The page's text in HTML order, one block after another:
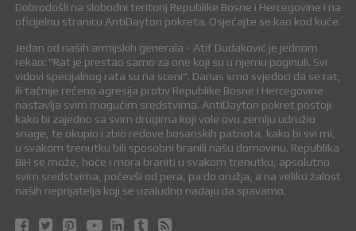
Dobrodošli na slobodni teritorij Republike Bosne i Hercegovine i na
oficijelnu stranicu AntiDayton pokreta. Osjećajte se kao kod kuće.
Jedan od naših armijskih generala - Atif Dudaković je jednom
rekao: "Rat je prestao samo za one koji su u njemu poginuli. Svi
vidovi specijalnog rata su na sceni". Danas smo svjedoci da se rat,
ili tačnije rečeno agresija protiv Republike Bosne i Hercegovine
nastavlja svim mogućim sredstvima. AntiDayton pokret postoji
kako bi zajedno sa svim drugima koji vole ovu zemlju udružio
snage, te okupio i zbio redove bosanskih patriota, kako bi svi mi,
u svakom trenutku bili sposobni branili našu domovinu. Republika
BiH se može, hoće i mora braniti u svakom trenutku, apsolutno
svim sredstvima, počevši od pera, pa do oružja, a na veliku žalost
naših neprijatelja koji se uzaludno nadaju da spavamo.